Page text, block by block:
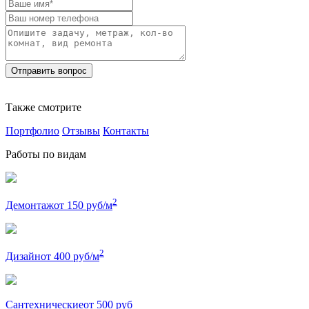
Также смотрите
Портфолио Отзывы Контакты
Работы по видам
Демонтажот 150 руб/м2
Дизайнот 400 руб/м2
Сантехническиеот 500 руб